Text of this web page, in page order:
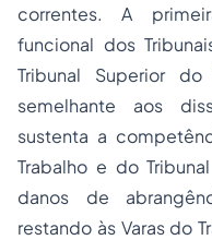
correntes. A
funcional dos
Tribunal Superior
semelhante aos
sustenta a
Trabalho e do
danos de
restando às Varas do